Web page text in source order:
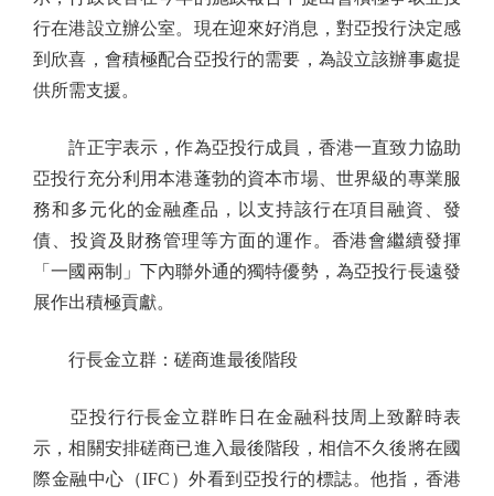
行在港設立辦公室。現在迎來好消息，對亞投行決定感
到欣喜，會積極配合亞投行的需要，為設立該辦事處提
供所需支援。
許正宇表示，作為亞投行成員，香港一直致力協助
亞投行充分利用本港蓬勃的資本市場、世界級的專業服
務和多元化的金融產品，以支持該行在項目融資、發
債、投資及財務管理等方面的運作。香港會繼續發揮
「一國兩制」下內聯外通的獨特優勢，為亞投行長遠發
展作出積極貢獻。
行長金立群：磋商進最後階段
亞投行行長金立群昨日在金融科技周上致辭時表
示，相關安排磋商已進入最後階段，相信不久後將在國
際金融中心（IFC）外看到亞投行的標誌。他指，香港